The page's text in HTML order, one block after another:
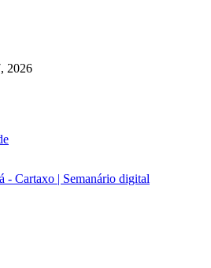
2026
- Cartaxo | Semanário digital